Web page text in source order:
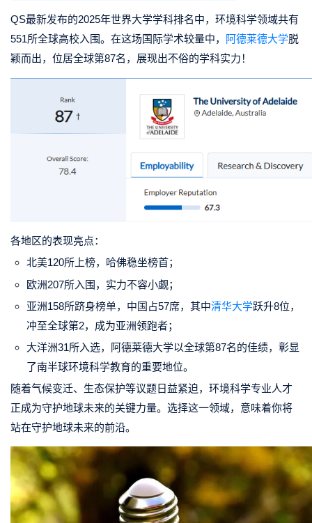
QS最新发布的2025年世界大学学科排名中， 环境科学领域共有
551所全球高校入围。在这场国际学术较量中，
阿德莱德大学脱
颖而出，位居全球第87名 ，展现出不俗的学科实力！
各地区的表现亮点：
北美120所上榜，哈佛稳坐榜首；
欧洲207所入围，实力不容小觑；
亚洲158所跻身榜单，中国占57席，其中清华大学跃升8位，
冲至全球第2，成为亚洲领跑者；
大洋洲31所入选，
阿德莱德大学以全球第87名的佳绩，彰显
了南半球环境科学教育的重要地位。
随着气候变迁、生态保护等议题日益紧迫，环境科学专业人才
正成为守护地球未来的关键力量。 选择这一领域，意味着你将
站在守护地球未来的前沿。